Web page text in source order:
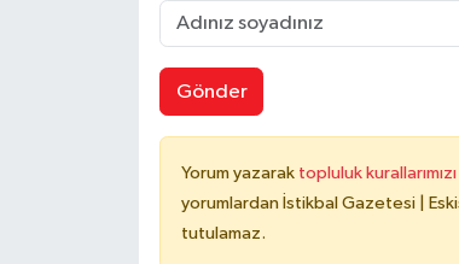
Gönder
Yorum yazarak topluluk kurallarımızı
yorumlardan İstikbal Gazetesi |
tutulamaz.